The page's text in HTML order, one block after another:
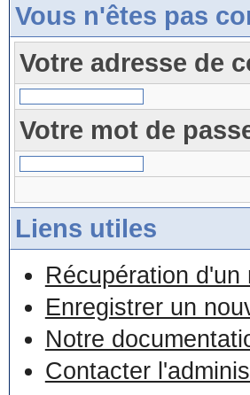
Vous n'êtes pas
Votre adresse de
Votre mot de
Liens utiles
Récupération
Enregistrer un
Notre
Contacter